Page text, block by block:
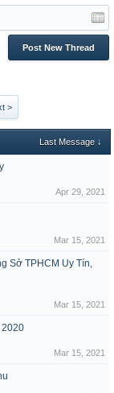
Post New Thread
>
Last Message ↓
Apr 29, 2021
Mar 15, 2021
Sở TPHCM Uy Tín,
Mar 15, 2021
2020
Mar 15, 2021